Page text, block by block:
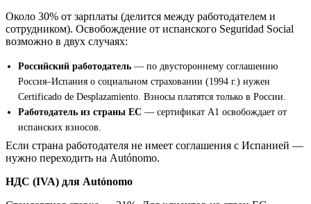
Около 30% от зарплаты (делится между работодателем и
сотрудником). Освобождение от испанского Seguridad Social
возможно в двух случаях:
Российский работодатель — по двустороннему соглашению
Россия–Испания о социальном страховании (1994 г.) нужен
Certificado de Desplazamiento. Взносы платятся только в России.
Работодатель из страны ЕС — сертификат A1 освобождает от
испанских взносов.
Если страна работодателя не имеет соглашения с Испанией —
нужно переходить на Autónomo.
НДС (IVA) для Autónomo